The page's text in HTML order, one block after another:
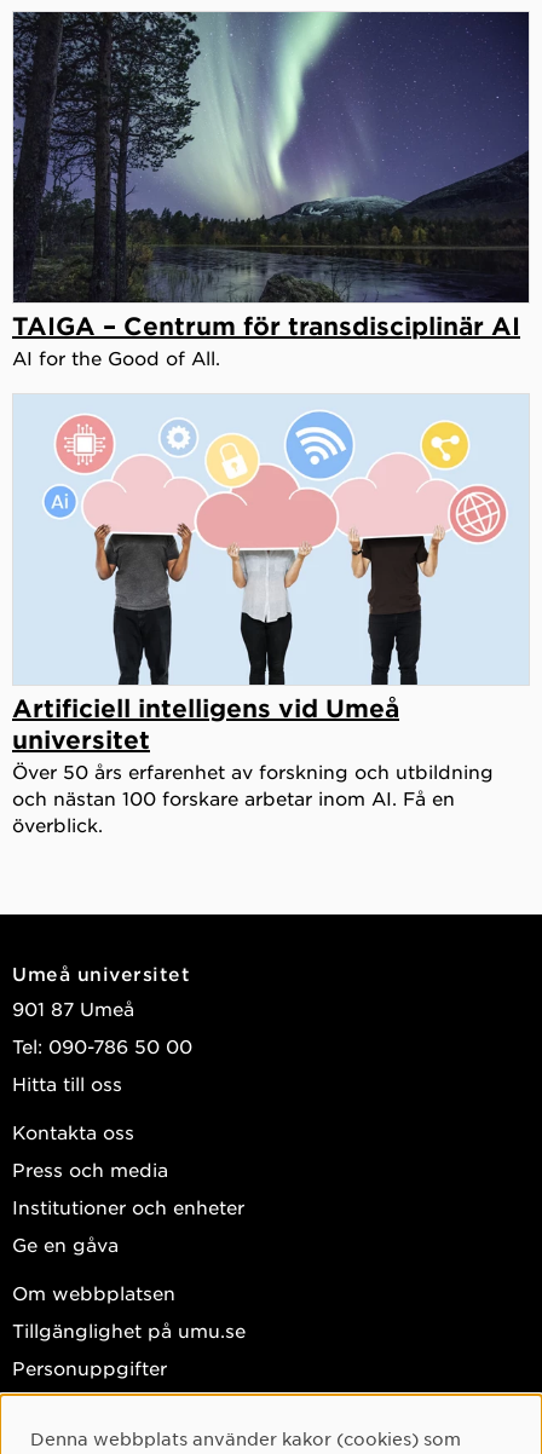
TAIGA – Centrum för transdisciplinär AI
AI for the Good of All.
Artificiell intelligens vid Umeå
universitet
Över 50 års erfarenhet av forskning och utbildning
och nästan 100 forskare arbetar inom AI. Få en
överblick.
Umeå universitet
901 87 Umeå
Tel: 090-786 50 00
Hitta till oss
Kontakta oss
Press och media
Institutioner och enheter
Ge en gåva
Om webbplatsen
Tillgänglighet på umu.se
Personuppgifter
Denna webbplats använder kakor (cookies) som